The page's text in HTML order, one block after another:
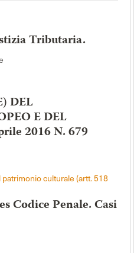
Tributaria.
DEL
E DEL
2016 N. 679
culturale (artt. 518
Codice Penale. Casi